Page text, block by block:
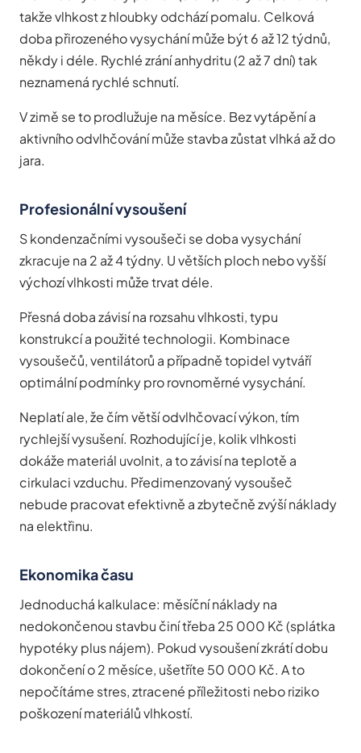
takže vlhkost z hloubky odchází pomalu. Celková
doba přirozeného vysychání může být 6 až 12 týdnů,
někdy i déle. Rychlé zrání anhydritu (2 až 7 dní) tak
neznamená rychlé schnutí.
V zimě se to prodlužuje na měsíce. Bez vytápění a
aktivního odvlhčování může stavba zůstat vlhká až do
jara.
Profesionální vysoušení
S kondenzačními vysoušeči se doba vysychání
zkracuje na 2 až 4 týdny. U větších ploch nebo vyšší
výchozí vlhkosti může trvat déle.
Přesná doba závisí na rozsahu vlhkosti, typu
konstrukcí a použité technologii. Kombinace
vysoušečů, ventilátorů a případně topidel vytváří
optimální podmínky pro rovnoměrné vysychání.
Neplatí ale, že čím větší odvlhčovací výkon, tím
rychlejší vysušení. Rozhodující je, kolik vlhkosti
dokáže materiál uvolnit, a to závisí na teplotě a
cirkulaci vzduchu. Předimenzovaný vysoušeč
nebude pracovat efektivně a zbytečně zvýší náklady
na elektřinu.
Ekonomika času
Jednoduchá kalkulace: měsíční náklady na
nedokončenou stavbu činí třeba 25 000 Kč (splátka
hypotéky plus nájem). Pokud vysoušení zkrátí dobu
dokončení o 2 měsíce, ušetříte 50 000 Kč. A to
nepočítáme stres, ztracené příležitosti nebo riziko
poškození materiálů vlhkostí.